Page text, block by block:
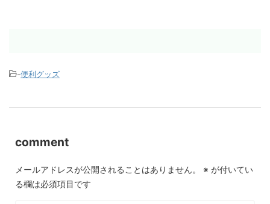
-便利グッズ
comment
メールアドレスが公開されることはありません。 ※ が付いてい
る欄は必須項目です